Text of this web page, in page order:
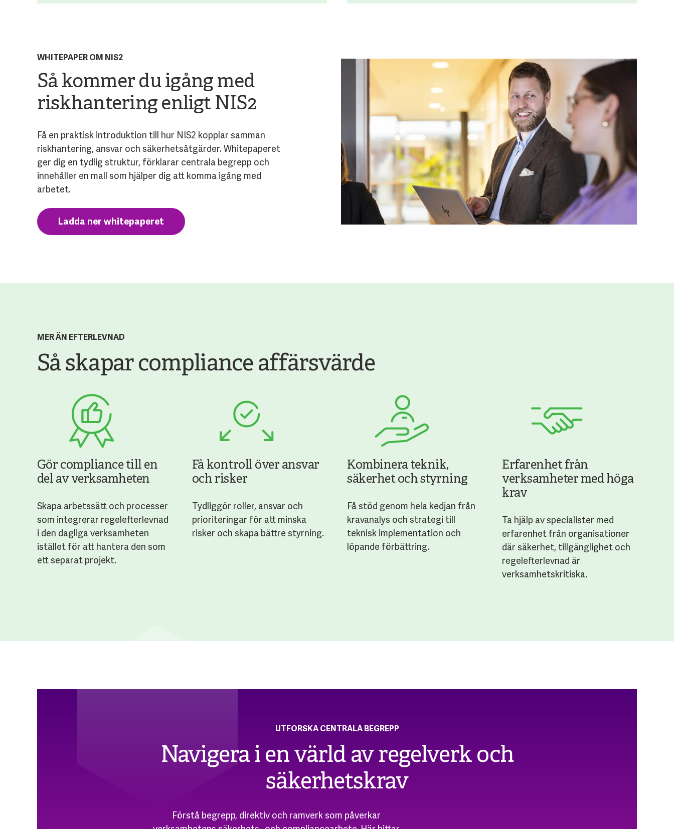
WHITEPAPER OM NIS2
Så kommer du igång med
riskhantering enligt NIS2
Få en praktisk introduktion till hur NIS2 kopplar samman
riskhantering, ansvar och säkerhetsåtgärder. Whitepaperet
ger dig en tydlig struktur, förklarar centrala begrepp och
innehåller en mall som hjälper dig att komma igång med
arbetet.
Ladda ner whitepaperet
MER ÄN EFTERLEVNAD
Så skapar compliance affärsvärde
Gör compliance till en
del av verksamheten
Skapa arbetssätt och processer
som integrerar regelefterlevnad
i den dagliga verksamheten
istället för att hantera den som
ett separat projekt.
Få kontroll över ansvar
och risker
Tydliggör roller, ansvar och
prioriteringar för att minska
risker och skapa bättre styrning.
Kombinera teknik,
säkerhet och styrning
Få stöd genom hela kedjan från
kravanalys och strategi till
teknisk implementation och
löpande förbättring.
Erfarenhet från
verksamheter med höga
krav
Ta hjälp av specialister med
erfarenhet från organisationer
där säkerhet, tillgänglighet och
regelefterlevnad är
verksamhetskritiska.
UTFORSKA CENTRALA BEGREPP
Navigera i en värld av regelverk och
säkerhetskrav
Förstå begrepp, direktiv och ramverk som påverkar